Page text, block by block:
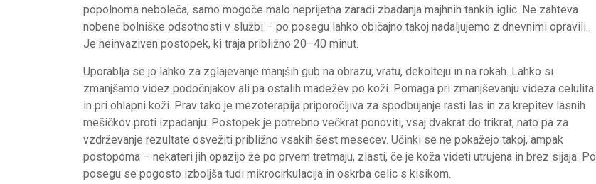
popolnoma neboleča, samo mogoče malo neprijetna zaradi zbadanja majhnih tankih iglic. Ne zahteva
nobene bolniške odsotnosti v službi – po posegu lahko običajno takoj nadaljujemo z dnevnimi opravili.
Je neinvaziven postopek, ki traja približno 20–40 minut.
Uporablja se jo lahko za zglajevanje manjših gub na obrazu, vratu, dekolteju in na rokah. Lahko si
zmanjšamo videz podočnjakov ali pa ostalih madežev po koži. Pomaga pri zmanjševanju videza celulita
in pri ohlapni koži. Prav tako je mezoterapija priporočljiva za spodbujanje rasti las in za krepitev lasnih
mešičkov proti izpadanju. Postopek je potrebno večkrat ponoviti, vsaj dvakrat do trikrat, nato pa za
vzdrževanje rezultate osvežiti približno vsakih šest mesecev. Učinki se ne pokažejo takoj, ampak
postopoma – nekateri jih opazijo že po prvem tretmaju, zlasti, če je koža videti utrujena in brez sijaja. Po
posegu se pogosto izboljša tudi mikrocirkulacija in oskrba celic s kisikom.